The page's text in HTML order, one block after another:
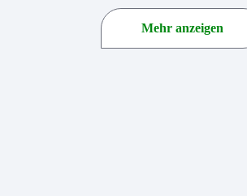
Mehr anzeigen